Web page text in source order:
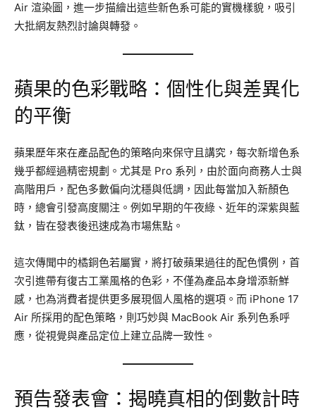
Air 渲染圖，進一步描繪出這些新色系可能的實機樣貌，吸引
大批網友熱烈討論與轉發。
蘋果的色彩戰略：個性化與差異化
的平衡
蘋果歷年來在產品配色的策略向來保守且講究，每次新增色系
幾乎都經過精密規劃。尤其是 Pro 系列，由於面向商務人士與
高階用戶，配色多數偏向沈穩與低調，因此每當加入新顏色
時，總會引發高度關注。例如早期的午夜綠、近年的深紫與藍
鈦，皆在發表後迅速成為市場焦點。
這次傳聞中的橘銅色若屬實，將打破蘋果過往的配色慣例，首
次引進帶有復古工業風格的色彩，不僅為產品本身增添新鮮
感，也為消費者提供更多展現個人風格的選項。而 iPhone 17
Air 所採用的配色策略，則巧妙與 MacBook Air 系列色系呼
應，從視覺與產品定位上建立品牌一致性。
預告發表會：揭曉真相的倒數計時